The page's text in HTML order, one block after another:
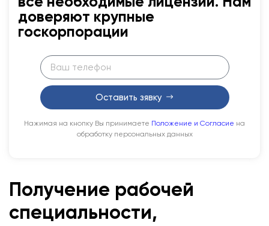
доверяют крупные
госкорпорации
Оставить зявку
Нажимая на кнопку Вы принимаете Положение и Согласие на
обработку персональных данных
Получение рабочей
специальности,